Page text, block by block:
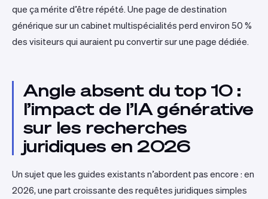
que ça mérite d’être répété. Une page de destination
générique sur un cabinet multispécialités perd environ 50 %
des visiteurs qui auraient pu convertir sur une page dédiée.
Angle absent du top 10 :
l’impact de l’IA générative
sur les recherches
juridiques en 2026
Un sujet que les guides existants n’abordent pas encore : en
2026, une part croissante des requêtes juridiques simples